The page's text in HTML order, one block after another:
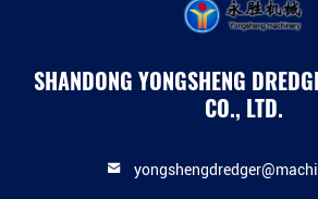
SHANDONG YONGSHENG
CO., LTD.